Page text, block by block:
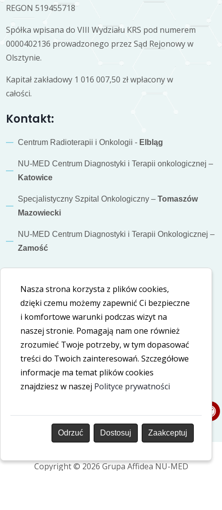
REGON 519455718
Spółka wpisana do VIII Wydziału KRS pod numerem
0000402136 prowadzonego przez Sąd Rejonowy w
Olsztynie.
Kapitał zakładowy 1 016 007,50 zł wpłacony w
całości.
Kontakt:
Centrum Radioterapii i Onkologii - Elbląg
NU-MED Centrum Diagnostyki i Terapii onkologicznej –
Katowice
Specjalistyczny Szpital Onkologiczny – Tomaszów
Mazowiecki
NU-MED Centrum Diagnostyki i Terapii Onkologicznej –
Zamość
Polityka prywatności
Deklaracja dostępności
Nasze social media
Copyright © 2026 Grupa Affidea NU-MED
Nasza strona korzysta z plików cookies,
dzięki czemu możemy zapewnić Ci bezpieczne
i komfortowe warunki podczas wizyt na
naszej stronie. Pomagają nam one również
zrozumieć Twoje potrzeby, w tym dopasować
treści do Twoich zainteresowań. Szczegółowe
informacje ma temat plików cookies
znajdziesz w naszej Polityce prywatności
Odrzuć Dostosuj Zaakceptuj